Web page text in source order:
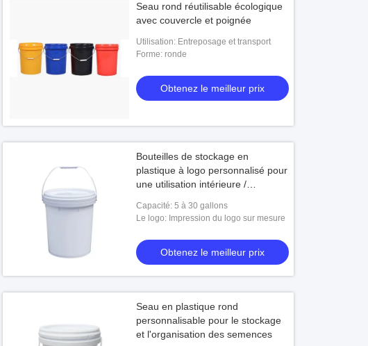
Seau rond réutilisable écologique
avec couvercle et poignée
Utilisation: Entreposage et transport
Forme: ronde
Obtenez le meilleur prix
Bouteilles de stockage en
plastique à logo personnalisé pour
une utilisation intérieure /
Capacité: 5 à 30 gallons
Le logo: Impression du logo sur mesure
Obtenez le meilleur prix
Seau en plastique rond
personnalisable pour le stockage
et l'organisation des semences